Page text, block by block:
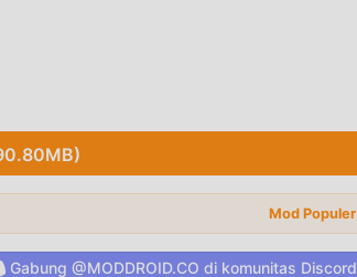
dengan membuat alat, mengelola rasa
Mod
Gabung @MODDROID.CO di komunitas Discord